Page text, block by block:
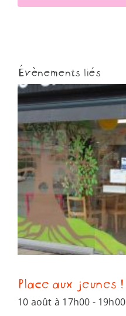
Évènements liés
Place aux jeunes !
10 août à 17h00 - 19h00